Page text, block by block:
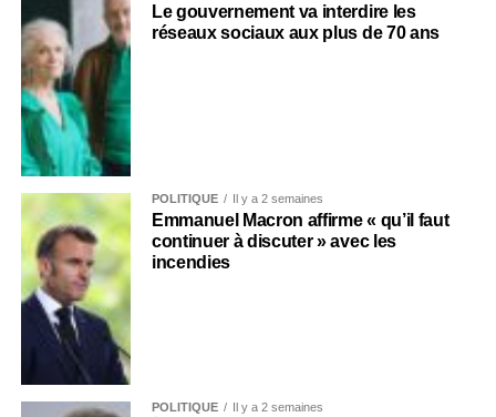
Le gouvernement va interdire les
réseaux sociaux aux plus de 70 ans
POLITIQUE Il y a 2 semaines
Emmanuel Macron affirme « qu’il faut
continuer à discuter » avec les
incendies
POLITIQUE Il y a 2 semaines